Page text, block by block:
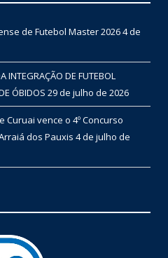
de Futebol Master 20264 de
INTEGRAÇÃO DE FUTEBOL
ÓBIDOS 29 de julho de 2026
vence o 4º Concurso
dos Pauxis 4 de julho de